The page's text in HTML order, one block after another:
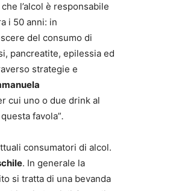
l’alcol è responsabile
i 50 anni: in
del consumo di
pancreatite, epilessia ed
strategie e
cui uno o due drink al
favola”.
consumatori di alcol.
. In generale la
si tratta di una bevanda